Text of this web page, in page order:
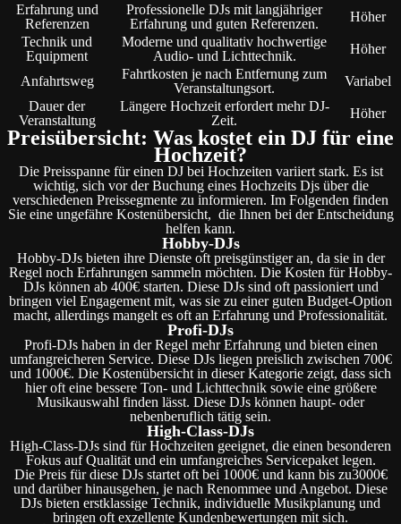
Erfahrung und
Referenzen
Professionelle DJs mit langjähriger
Erfahrung und guten Referenzen.
Höher
Technik und
Equipment
Moderne und qualitativ hochwertige
Audio- und Lichttechnik.
Höher
Anfahrtsweg
Fahrtkosten je nach Entfernung zum
Veranstaltungsort.
Variabel
Dauer der
Veranstaltung
Längere Hochzeit erfordert mehr DJ-
Zeit.
Höher
Preisübersicht: Was kostet ein DJ für eine
Hochzeit?
Die Preisspanne für einen DJ bei Hochzeiten variiert stark. Es ist
wichtig, sich vor der Buchung eines Hochzeits Djs über die
verschiedenen Preissegmente zu informieren. Im Folgenden finden
Sie eine ungefähre Kostenübersicht, die Ihnen bei der Entscheidung
helfen kann.
Hobby-DJs
Hobby-DJs bieten ihre Dienste oft preisgünstiger an, da sie in der
Regel noch Erfahrungen sammeln möchten. Die Kosten für Hobby-
DJs können ab 400€ starten. Diese DJs sind oft passioniert und
bringen viel Engagement mit, was sie zu einer guten Budget-Option
macht, allerdings mangelt es oft an Erfahrung und Professionalität.
Profi-DJs
Profi-DJs haben in der Regel mehr Erfahrung und bieten einen
umfangreicheren Service. Diese DJs liegen preislich zwischen 700€
und 1000€. Die Kostenübersicht in dieser Kategorie zeigt, dass sich
hier oft eine bessere Ton- und Lichttechnik sowie eine größere
Musikauswahl finden lässt. Diese DJs können haupt- oder
nebenberuflich tätig sein.
High-Class-DJs
High-Class-DJs sind für Hochzeiten geeignet, die einen besonderen
Fokus auf Qualität und ein umfangreiches Servicepaket legen.
Die Preis für diese DJs startet oft bei 1000€ und kann bis zu3000€
und darüber hinausgehen, je nach Renommee und Angebot. Diese
DJs bieten erstklassige Technik, individuelle Musikplanung und
bringen oft exzellente Kundenbewertungen mit sich.